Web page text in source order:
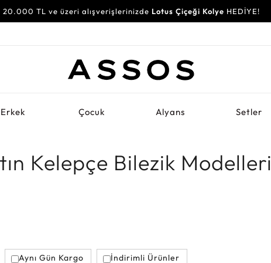
20.000 TL ve üzeri alışverişlerinizde Lotus Çiçeği Kolye HEDİYE!
Erkek Çocuk Alyans Setler
Kelepçe Bilezik Modelleri
Aynı Gün Kargo İndirimli Ürünler